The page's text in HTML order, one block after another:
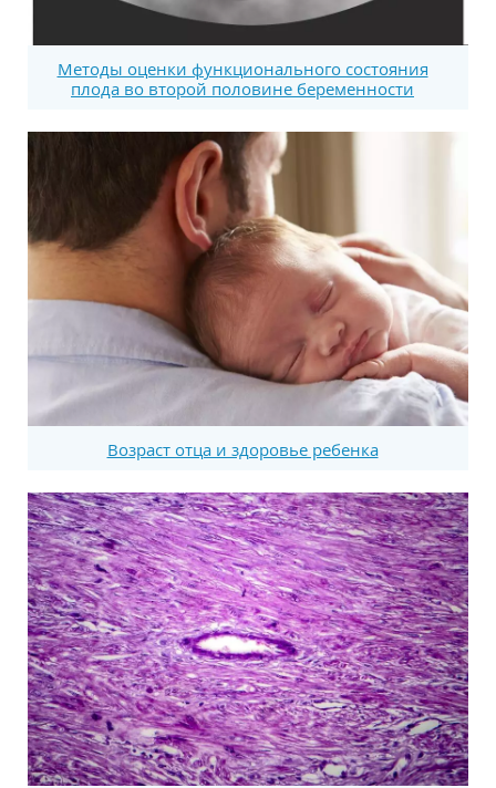
Методы оценки функционального состояния
плода во второй половине беременности
Возраст отца и здоровье ребенка